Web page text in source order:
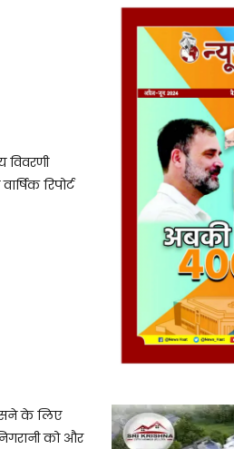
विवरणी
रिपोर्ट
के लिए
को और